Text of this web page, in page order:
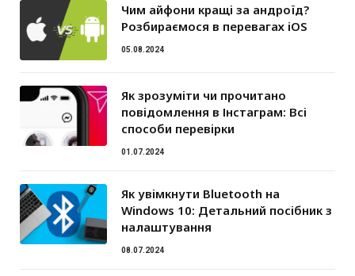
Чим айфони кращі за андроїд?
Розбираємося в перевагах iOS
05.08.2024
Як зрозуміти чи прочитано
повідомлення в Інстаграм: Всі
способи перевірки
01.07.2024
Як увімкнути Bluetooth на
Windows 10: Детальний посібник з
налаштування
08.07.2024